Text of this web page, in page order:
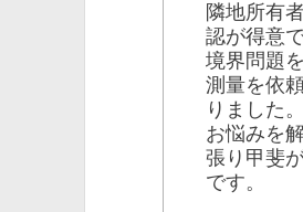
隣地所有
認が得意
境界問題
測量を依
りました
お悩みを
張り甲斐
です。